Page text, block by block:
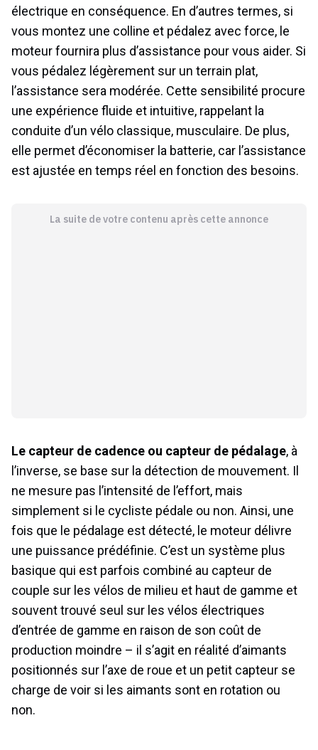
électrique en conséquence. En d’autres termes, si
vous montez une colline et pédalez avec force, le
moteur fournira plus d’assistance pour vous aider. Si
vous pédalez légèrement sur un terrain plat,
l’assistance sera modérée. Cette sensibilité procure
une expérience fluide et intuitive, rappelant la
conduite d’un vélo classique, musculaire. De plus,
elle permet d’économiser la batterie, car l’assistance
est ajustée en temps réel en fonction des besoins.
La suite de votre contenu après cette annonce
Le capteur de cadence ou capteur de pédalage, à
l’inverse, se base sur la détection de mouvement. Il
ne mesure pas l’intensité de l’effort, mais
simplement si le cycliste pédale ou non. Ainsi, une
fois que le pédalage est détecté, le moteur délivre
une puissance prédéfinie. C’est un système plus
basique qui est parfois combiné au capteur de
couple sur les vélos de milieu et haut de gamme et
souvent trouvé seul sur les vélos électriques
d’entrée de gamme en raison de son coût de
production moindre – il s’agit en réalité d’aimants
positionnés sur l’axe de roue et un petit capteur se
charge de voir si les aimants sont en rotation ou
non.